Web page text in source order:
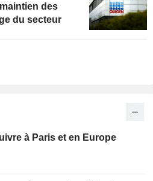
des
du secteur
à Paris et en Europe